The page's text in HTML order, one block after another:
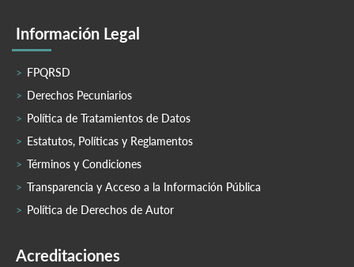
Información Legal
FPQRSD
Derechos Pecuniarios
Política de Tratamientos de Datos
Estatutos, Políticas y Reglamentos
Términos y Condiciones
Transparencia y Acceso a la Información Pública
Política de Derechos de Autor
Acreditaciones